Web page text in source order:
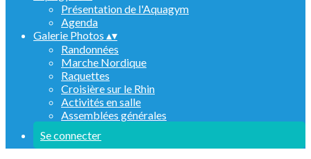
Présentation de l'Aquagym
Agenda
Galerie Photos ▴▾
Randonnées
Marche Nordique
Raquettes
Croisière sur le Rhin
Activités en salle
Assemblées générales
Se connecter